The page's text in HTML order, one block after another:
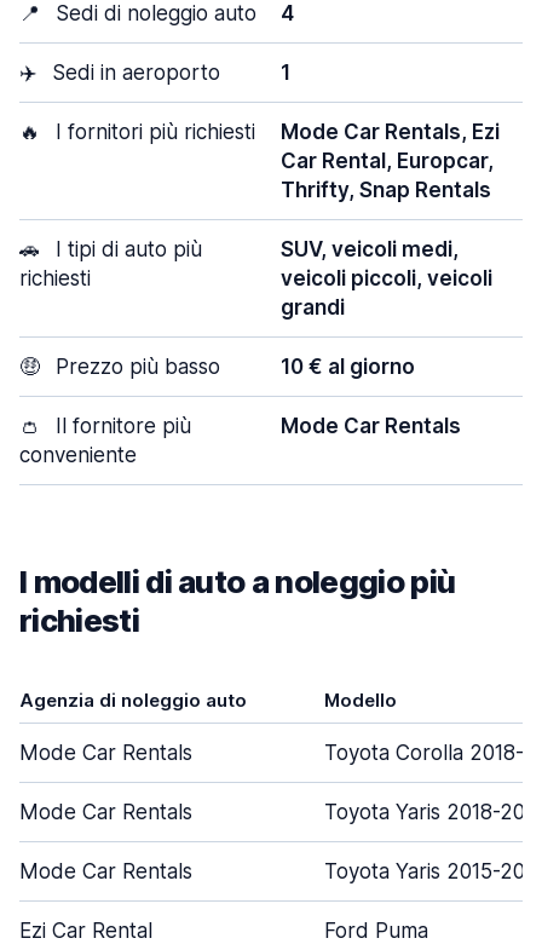
📍 Sedi di noleggio auto 4
✈️ Sedi in aeroporto 1
🔥 I fornitori più richiesti
Mode Car Rentals, Ezi
Car Rental, Europcar,
Thrifty, Snap Rentals
🚗
I tipi di auto più
richiesti
SUV, veicoli medi,
veicoli piccoli, veicoli
grandi
🤑 Prezzo più basso 10 € al giorno
👛
Il fornitore più
conveniente
Mode Car Rentals
I modelli di auto a noleggio più
richiesti
Agenzia di noleggio auto Modello
Mode Car Rentals Toyota Corolla 2018-
Mode Car Rentals Toyota Yaris 2018-
Mode Car Rentals Toyota Yaris 2015-
Ezi Car Rental Ford Puma